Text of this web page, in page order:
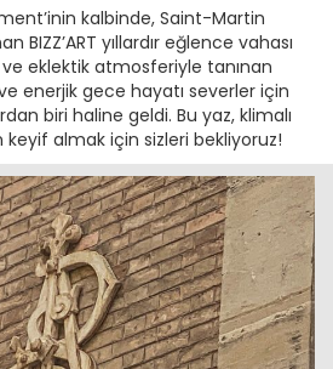
kalbinde, Saint-Martin
BIZZ’ART yıllardır eğlence vahası
ve eklektik atmosferiyle tanınan
enerjik gece hayatı severler için
biri haline geldi. Bu yaz, klimalı
almak için sizleri bekliyoruz!